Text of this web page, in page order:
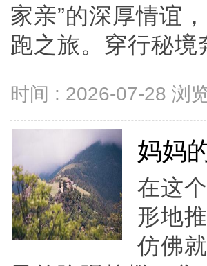
家亲”的深厚情谊
跑之旅。穿行秘
时间 : 2026-07-28 浏
妈妈
在这
形地
仿佛